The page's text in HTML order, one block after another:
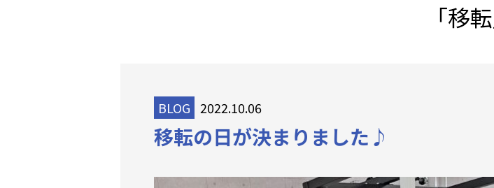
「移転
BLOG 2022.10.06
移転の日が決まりました♪